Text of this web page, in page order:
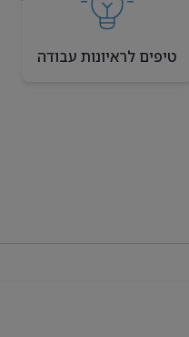
טיפים לראיונות עבודה